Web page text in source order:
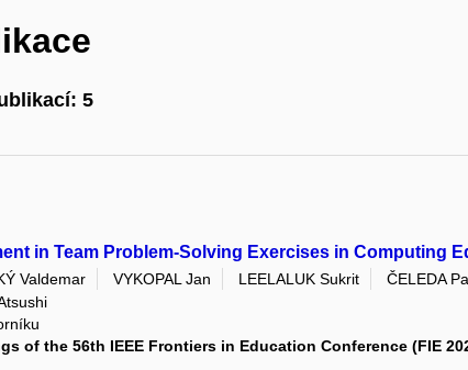
5
in Team Problem-Solving Exercises in Computing
Valdemar VYKOPAL Jan LEELALUK Sukrit ČELEDA
of the 56th IEEE Frontiers in Education Conference (FIE